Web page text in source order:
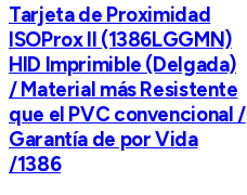
Tarjeta de Proximidad
ISOProx II (1386LGGMN)
HID Imprimible (Delgada)
/ Material más Resistente
que el PVC convencional /
Garantía de por Vida
/1386